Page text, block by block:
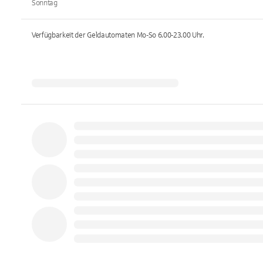
Sonntag
Verfügbarkeit der Geldautomaten Mo-So 6.00-23.00Uhr.